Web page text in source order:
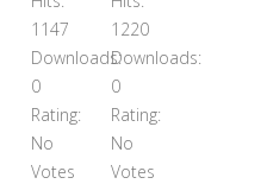
1147
Downloads:
0
Rating:
No
Votes
1220
Downloads:
0
Rating:
No
Votes